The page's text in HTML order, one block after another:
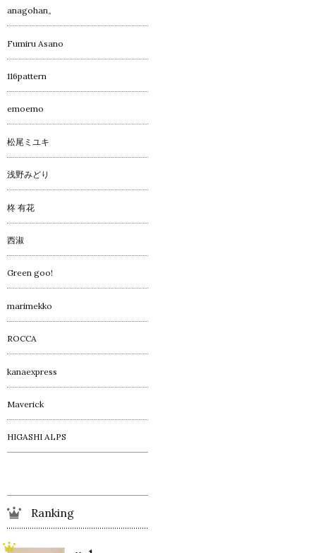
anagohan。
Fumiru Asano
116pattern
emoemo
松尾ミユキ
浅野みどり
柊 有花
西淑
Green goo!
marimekko
ROCCA
kanaexpress
Maverick
HIGASHI ALPS
Ranking